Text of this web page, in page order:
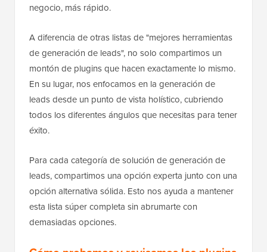
negocio, más rápido.
A diferencia de otras listas de "mejores herramientas
de generación de leads", no solo compartimos un
montón de plugins que hacen exactamente lo mismo.
En su lugar, nos enfocamos en la generación de
leads desde un punto de vista holístico, cubriendo
todos los diferentes ángulos que necesitas para tener
éxito.
Para cada categoría de solución de generación de
leads, compartimos una opción experta junto con una
opción alternativa sólida. Esto nos ayuda a mantener
esta lista súper completa sin abrumarte con
demasiadas opciones.